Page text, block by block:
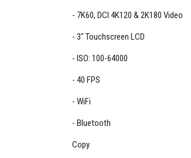
7K60, DCI 4K120 & 2K180 Video
3" Touchscreen LCD
ISO: 100-64000
40 FPS
WiFi
Bluetooth
Copy